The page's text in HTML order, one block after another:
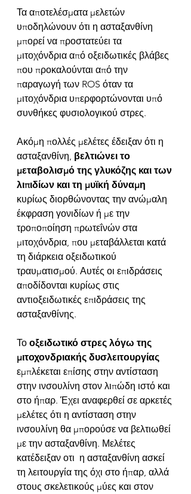
Τα αποτελέσματα μελετών
υποδηλώνουν ότι η ασταξανθίνη
μπορεί να προστατεύει τα
μιτοχόνδρια από οξειδωτικές βλάβες
που προκαλούνται από την
παραγωγή των ROS όταν τα
μιτοχόνδρια υπερφορτώνονται υπό
συνθήκες φυσιολογικού στρες.
Ακόμη πολλές μελέτες έδειξαν ότι η
ασταξανθίνη, βελτιώνει το
μεταβολισμό της γλυκόζης και των
λιπιδίων και τη μυϊκή δύναμη
κυρίως διορθώνοντας την ανώμαλη
έκφραση γονιδίων ή με την
τροποποίηση πρωτεΐνών στα
μιτοχόνδρια, που μεταβάλλεται κατά
τη διάρκεια οξειδωτικού
τραυματισμού. Αυτές οι επιδράσεις
αποδίδονται κυρίως στις
αντιοξειδωτικές επιδράσεις της
ασταξανθίνης.
Το οξειδωτικό στρες λόγω της
μιτοχονδριακής δυσλειτουργίας
εμπλέκεται επίσης στην αντίσταση
στην ινσουλίνη στον λιπώδη ιστό και
στο ήπαρ. Έχει αναφερθεί σε αρκετές
μελέτες ότι η αντίσταση στην
ινσουλίνη θα μπορούσε να βελτιωθεί
με την ασταξανθίνη. Μελέτες
κατέδειξαν οτι  η ασταξανθίνη ασκεί
τη λειτουργία της όχι στο ήπαρ, αλλά
στους σκελετικούς μύες και στον